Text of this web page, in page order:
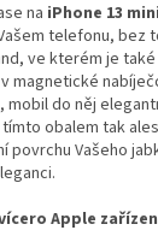
na iPhone 13 mini
telefonu, bez
ve kterém je
magnetické
do něj
obalem tak
povrchu Vašeho
Apple